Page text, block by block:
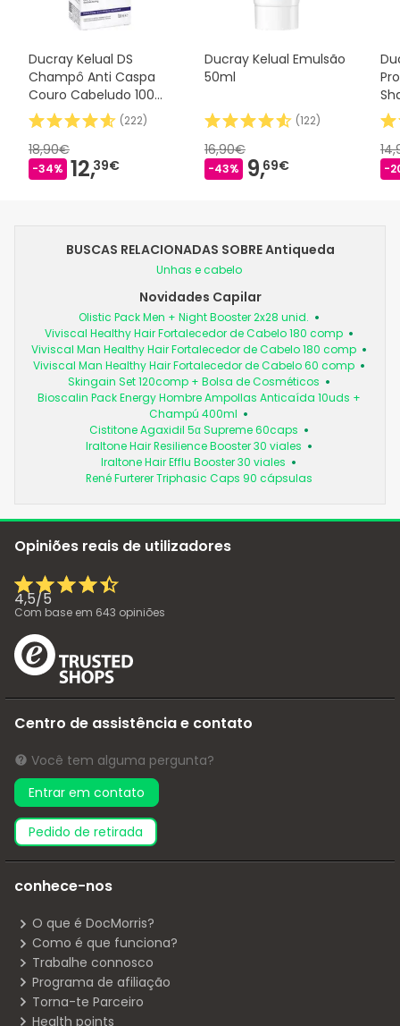
Ducray Kelual DS
Champô Anti Caspa
Couro Cabeludo 100
ml
(222)
18,90€
-34% 12,39€
Ducray Kelual Emulsão
50ml
(122)
16,90€
-43% 9,69€ -
BUSCAS RELACIONADAS SOBRE Antiqueda
Unhas e cabelo
Novidades Capilar
Olistic Pack Men + Night Booster 2x28 unid.
Viviscal Healthy Hair Fortalecedor de Cabelo 180 comp
Viviscal Man Healthy Hair Fortalecedor de Cabelo 180 comp
Viviscal Man Healthy Hair Fortalecedor de Cabelo 60 comp
Skingain Set 120comp + Bolsa de Cosméticos
Bioscalin Pack Energy Hombre Ampollas Anticaída 10uds +
Champú 400ml
Cistitone Agaxidil 5α Supreme 60caps
Iraltone Hair Resilience Booster 30 viales
Iraltone Hair Efflu Booster 30 viales
René Furterer Triphasic Caps 90 cápsulas
Opiniões reais de utilizadores
4,5/5
Com base em 643 opiniões
Centro de assistência e contato
Você tem alguma pergunta?
Entrar em contato
pedido de retirada
conhece-nos
O que é DocMorris?
Como é que funciona?
Trabalhe connosco
Programa de afiliação
Torna-te Parceiro
Health points